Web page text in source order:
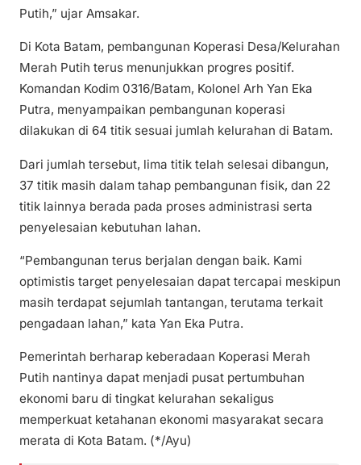
Putih,” ujar Amsakar.
Di Kota Batam, pembangunan Koperasi Desa/Kelurahan
Merah Putih terus menunjukkan progres positif.
Komandan Kodim 0316/Batam, Kolonel Arh Yan Eka
Putra, menyampaikan pembangunan koperasi
dilakukan di 64 titik sesuai jumlah kelurahan di Batam.
Dari jumlah tersebut, lima titik telah selesai dibangun,
37 titik masih dalam tahap pembangunan fisik, dan 22
titik lainnya berada pada proses administrasi serta
penyelesaian kebutuhan lahan.
“Pembangunan terus berjalan dengan baik. Kami
optimistis target penyelesaian dapat tercapai meskipun
masih terdapat sejumlah tantangan, terutama terkait
pengadaan lahan,” kata Yan Eka Putra.
Pemerintah berharap keberadaan Koperasi Merah
Putih nantinya dapat menjadi pusat pertumbuhan
ekonomi baru di tingkat kelurahan sekaligus
memperkuat ketahanan ekonomi masyarakat secara
merata di Kota Batam. (*/Ayu)